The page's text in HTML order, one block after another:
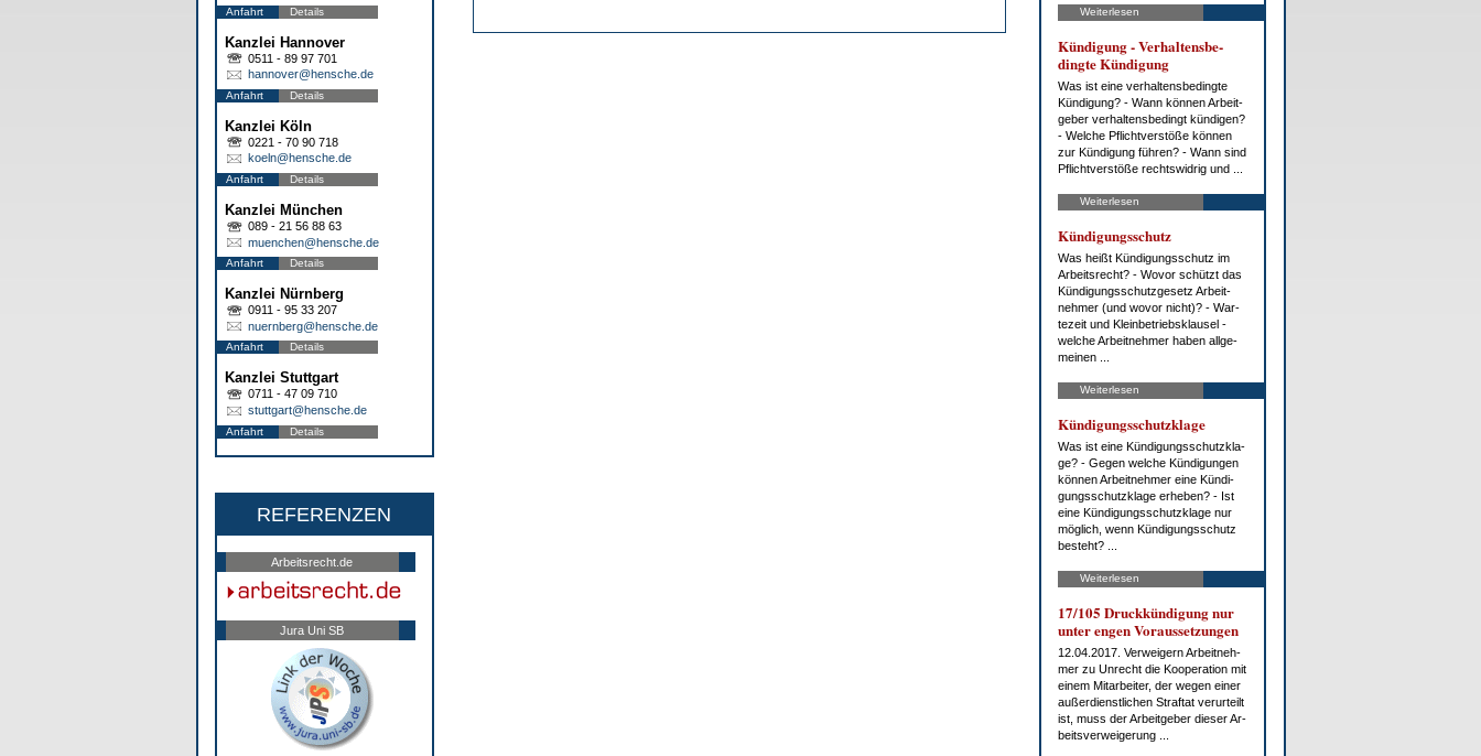
Anfahrt Details
Kanzlei Hannover
0511 - 89 97 701
hannover@hensche.de
Anfahrt Details
Kanzlei Köln
0221 - 70 90 718
koeln@hensche.de
Anfahrt Details
Kanzlei München
089 - 21 56 88 63
muenchen@hensche.de
Anfahrt Details
Kanzlei Nürnberg
0911 - 95 33 207
nuernberg@hensche.de
Anfahrt Details
Kanzlei Stuttgart
0711 - 47 09 710
stuttgart@hensche.de
Anfahrt Details
REFERENZEN
Arbeitsrecht.de
Jura Uni SB
Weiterlesen
Kün­di­gung - Ver­hal­tens­be­
ding­te Kün­di­gung
Was ist ei­ne ver­hal­tens­be­ding­te
Kün­di­gung? - Wann kön­nen Ar­beit­
ge­ber ver­hal­tens­be­dingt kün­di­gen?
- Wel­che Pflicht­ver­stö­ße kön­nen
zur Kün­di­gung füh­ren? - Wann sind
Pflicht­ver­stö­ße rechts­wid­rig und ...
Weiterlesen
Kün­di­gungs­schutz
Was heißt Kün­di­gungs­schutz im
Ar­beits­recht? - Wo­vor schützt das
Kün­di­gungs­schutz­ge­setz Ar­beit­
neh­mer (und wo­vor nicht)? - War­
te­zeit und Klein­be­triebs­klau­sel -
wel­che Ar­beit­neh­mer ha­ben all­ge­
mei­nen ...
Weiterlesen
Kün­di­gungs­schutz­kla­ge
Was ist ei­ne Kün­di­gungs­schutz­kla­
ge? - Ge­gen wel­che Kün­di­gun­gen
kön­nen Ar­beit­neh­mer ei­ne Kün­di­
gungs­schutz­kla­ge er­he­ben? - Ist
ei­ne Kün­di­gungs­schutz­kla­ge nur
mög­lich, wenn Kün­di­gungs­schutz
be­steht? ...
Weiterlesen
17/105 Druck­kün­di­gung nur
un­ter en­gen Vor­aus­set­zun­gen
12.04.2017. Ver­wei­gern Ar­beit­neh­
mer zu Un­recht die Ko­ope­ra­ti­on mit
ei­nem Mit­ar­bei­ter, der we­gen ei­ner
au­ßer­dienst­li­chen Straf­tat ver­ur­teilt
ist, muss der Ar­beit­ge­ber die­ser Ar­
beits­ver­wei­ge­rung ...